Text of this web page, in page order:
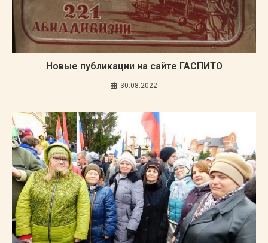
Новые публикации на сайте ГАСПИТО
30.08.2022